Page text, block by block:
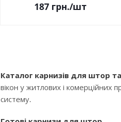
187 грн./шт
Каталог карнизів для штор
вікон у житлових і комерційних
систему.